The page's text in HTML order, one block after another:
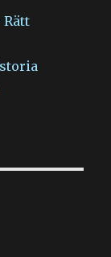
Rätt